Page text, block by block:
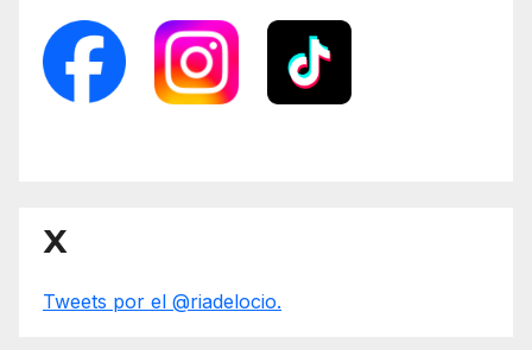
X
Tweets por el @riadelocio.